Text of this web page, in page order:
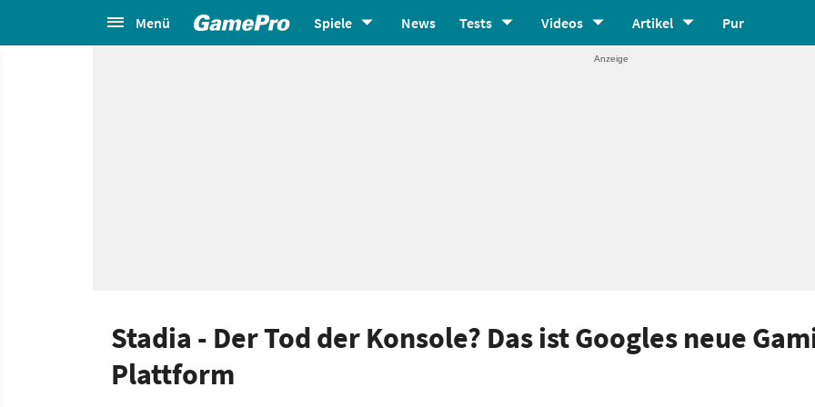
Menü Spiele News Tests Videos Artikel Pur
Stadia - Der Tod der Konsole? Das ist Googles neue
Plattform